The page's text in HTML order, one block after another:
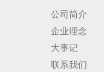
公司简介
企业理念
大事记
联系我们